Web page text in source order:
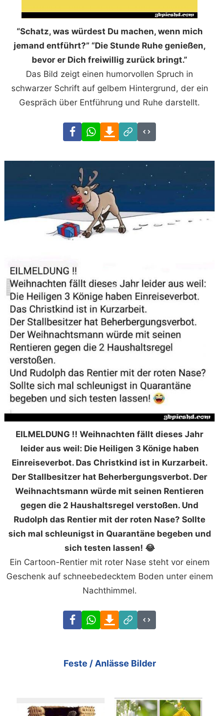
“Schatz, was würdest Du machen, wenn mich
jemand entführt?” “Die Stunde Ruhe genießen,
bevor er Dich freiwillig zurück bringt.”
Das Bild zeigt einen humorvollen Spruch in
schwarzer Schrift auf gelbem Hintergrund, der ein
Gespräch über Entführung und Ruhe darstellt.
FacebookWhatsAppDownload
Link
Code
EILMELDUNG !! Weihnachten fällt dieses Jahr
leider aus weil: Die Heiligen 3 Könige haben
Einreiseverbot. Das Christkind ist in Kurzarbeit.
Der Stallbesitzer hat Beherbergungsverbot. Der
Weihnachtsmann würde mit seinen Rentieren
gegen die 2 Haushaltsregel verstoßen. Und
Rudolph das Rentier mit der roten Nase? Sollte
sich mal schleunigst in Quarantäne begeben und
sich testen lassen! 😂
Ein Cartoon-Rentier mit roter Nase steht vor einem
Geschenk auf schneebedecktem Boden unter einem
Nachthimmel.
FacebookWhatsAppDownload
Link
Code
Feste / Anlässe Bilder